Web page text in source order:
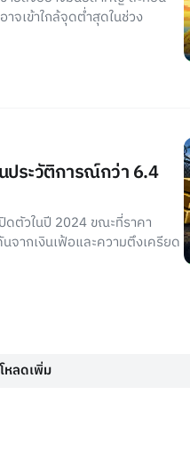
จเข้าใกล้จุดต่ำสุดในช่วง
ประวัติการณ์กว่า 6.4
ดตัวในปี 2024 ขณะที่ราคา
จากเงินเฟ้อและความตึงเครียด
โหลดเพิ่ม